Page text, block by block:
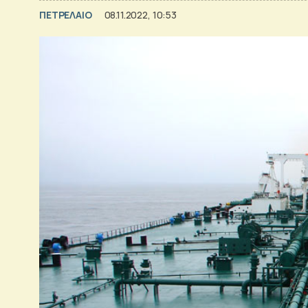
ΠΕΤΡΕΛΑΙΟ 08.11.2022, 10:53